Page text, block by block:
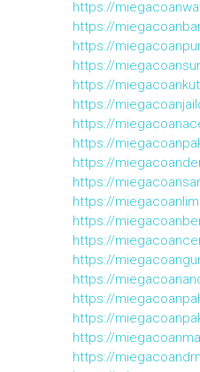
https://
https://
https://
https://
https://
https://
https://
https://
https://
https://
https://
https://
https://
https://
https://
https://
https://
https://
https://